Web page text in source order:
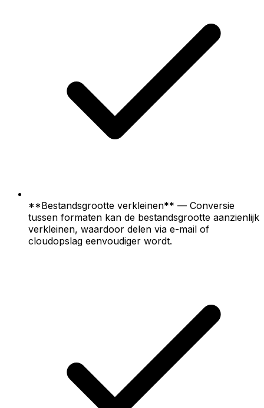
**Bestandsgrootte verkleinen** — Conversie
tussen formaten kan de bestandsgrootte aanzienlijk
verkleinen, waardoor delen via e-mail of
cloudopslag eenvoudiger wordt.